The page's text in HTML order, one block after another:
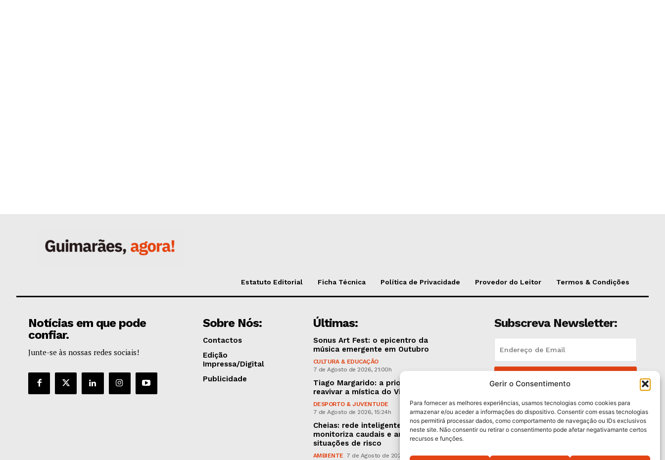
Gerir o Consentimento
Para fornecer as melhores experiências, usamos tecnologias como cookies para
armazenar e/ou aceder a informações do dispositivo. Consentir com essas tecnologias
nos permitirá processar dados, como comportamento de navegação ou IDs exclusivos
neste site. Não consentir ou retirar o consentimento pode afetar negativamante certos
recursos e funções.
Estatuto Editorial Ficha Técnica Política de Privacidade Provedor do Leitor Termos & Condições
Notícias em que pode
confiar.
Junte-se às nossas redes sociais!
Sobre Nós:
Contactos
Edição
Impressa/Digital
Publicidade
Últimas:
Sonus Art Fest: o epicentro da
música emergente em Outubro
CULTURA & EDUCAÇÃO
7 de Agosto de 2026, 21:00h
Tiago Margarido: a prioridade “é
reavivar a mística do Vitória”
DESPORTO & JUVENTUDE
7 de Agosto de 2026, 15:24h
Cheias: rede inteligente de sensores
monitoriza caudais e antecipa
situações de risco
AMBIENTE 7 de Agosto de 2026, 12:19h
Subscreva Newsletter:
Li e aceito aPolítica de Privacidade .